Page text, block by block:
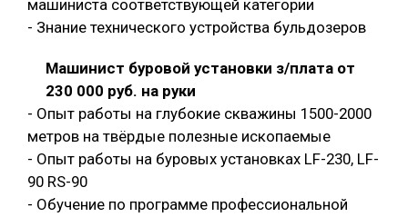
машиниста соответствующей категории
- Знание технического устройства бульдозеров
Машинист буровой установки з/плата от
230 000 руб. на руки
- Опыт работы на глубокие скважины 1500-2000
метров на твёрдые полезные ископаемые
- Опыт работы на буровых установках LF-230, LF-
90 RS-90
- Обучение по программе профессиональной